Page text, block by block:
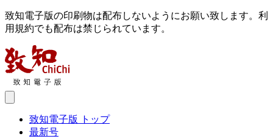
致知電子版の印刷物は配布しないようにお願い致します。利
用規約でも配布は禁じられています。
致知電子版 トップ
最新号